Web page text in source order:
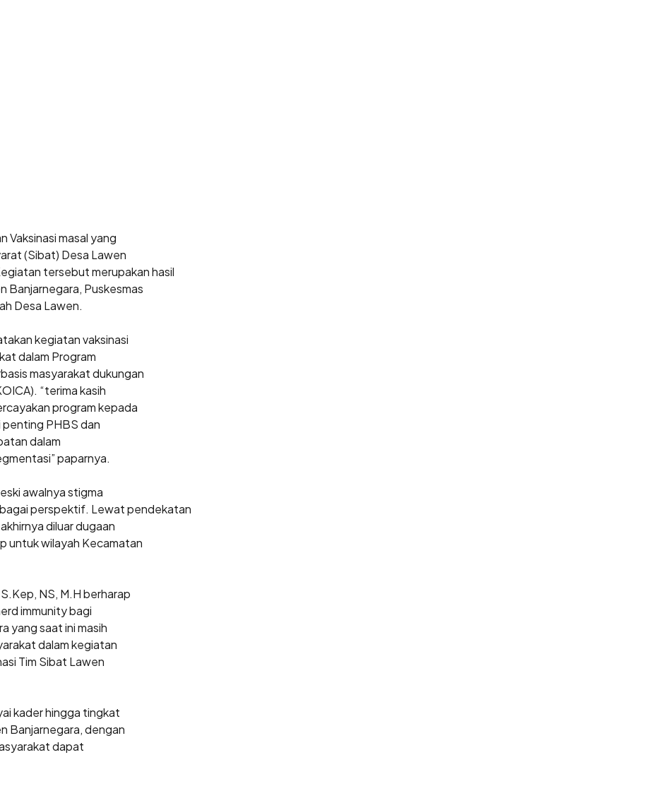
Vaksinasi masal yang
(Sibat) Desa Lawen
tersebut merupakan hasil
Banjarnegara, Puskesmas
Desa Lawen.
kegiatan vaksinasi
dalam Program
masyarakat dukungan
“terima kasih
program kepada
PHBS dan
dalam
paparnya.
awalnya stigma
perspektif. Lewat pendekatan
diluar dugaan
untuk wilayah Kecamatan
NS, M.H berharap
immunity bagi
yang saat ini masih
dalam kegiatan
Tim Sibat Lawen
kader hingga tingkat
Banjarnegara, dengan
dapat